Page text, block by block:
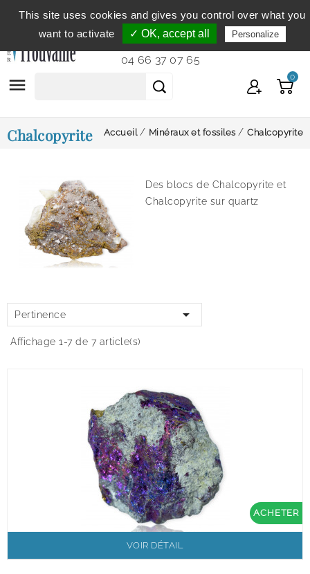
Service clientèle
du lundi au vendredi de 9h à 12h et
de 14h à 18h...
04 66 37 07 65
 0
Chalcopyrite Accueil Minéraux et fossiles Chalcopyrite
Des blocs de Chalcopyrite et
Chalcopyrite sur quartz
Pertinence 
Affichage 1-7 de 7 article(s)
ACHETER
VOIR DÉTAIL
This site uses cookies and gives you control over what you
want to activate
✓ OK, accept all Personalize